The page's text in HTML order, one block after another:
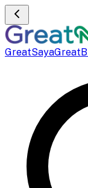
GreatSaya